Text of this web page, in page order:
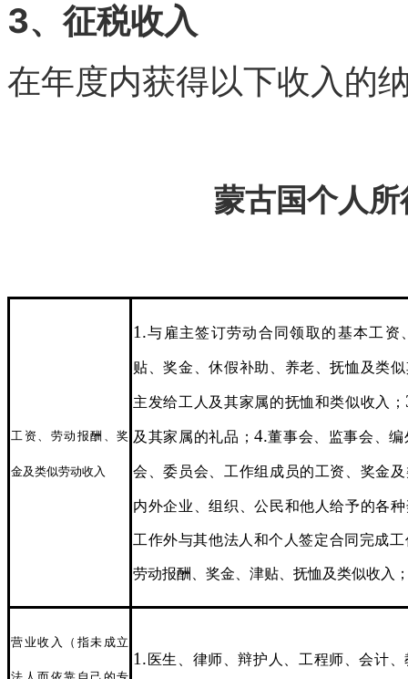
3、征税收入
在年度内获得以下收入的
蒙古国个人
工资、劳动报酬、奖
金及类似劳动收入
1.与雇主签订劳动合同领取的基本工资
贴、奖金、休假补助、养老、抚恤及类
主发给工人及其家属的抚恤和类似收入；
及其家属的礼品； 4.董事会、监事会、
会、委员会、工作组成员的工资、奖金
内外企业、组织、公民和他人给予的各
工作外与其他法人和个人签定合同完成
劳动报酬、奖金、津贴、抚恤及类似收入
营业收入（指未成立
1.医生、律师、辩护人、工程师、会计